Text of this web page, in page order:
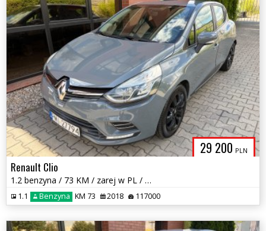
29 200 PLN
Renault Clio
1.2 benzyna / 73 KM / zarej w PL / zadbany / możliwa zamiana
1.1 Benzyna KM 73 2018 117000